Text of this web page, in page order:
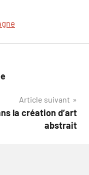
Article suivant
la création d’art
abstrait